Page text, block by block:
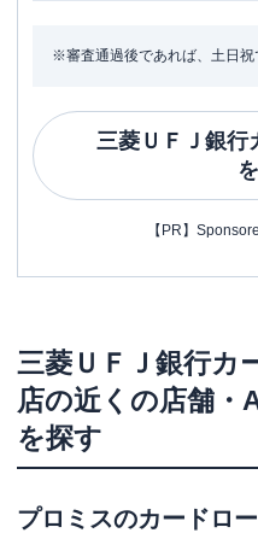
※審査通過後であれば、土日祝
三菱ＵＦＪ銀行
【PR】
三菱ＵＦＪ銀行カ
店の近くの店舗・
を探す
プロミスのカードロ